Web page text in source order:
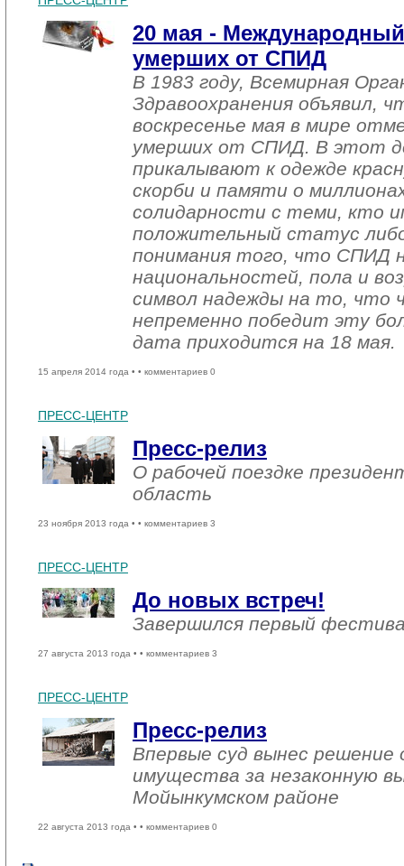
20 мая -
умерших от СПИД
В 1983 году, Всемирная
Здравоохранения объявил,
воскресенье мая в мире
умерших от СПИД. В этот
прикалывают к одежде
скорби и памяти о
солидарности с теми, кто
положительный статус
понимания того, что СПИД
национальностей, пола и
символ надежды на то, что
непременно победит эту
дата приходится на 18 мая.
15 апреля 2014 года • • комментариев 0
ПРЕСС-ЦЕНТР
Пресс-релиз
О рабочей поездке
область
23 ноября 2013 года • • комментариев 3
ПРЕСС-ЦЕНТР
До новых встреч!
Завершился первый
27 августа 2013 года • • комментариев 3
ПРЕСС-ЦЕНТР
Пресс-релиз
Впервые суд вынес решение
имущества за незаконную
Мойынкумском районе
22 августа 2013 года • • комментариев 0